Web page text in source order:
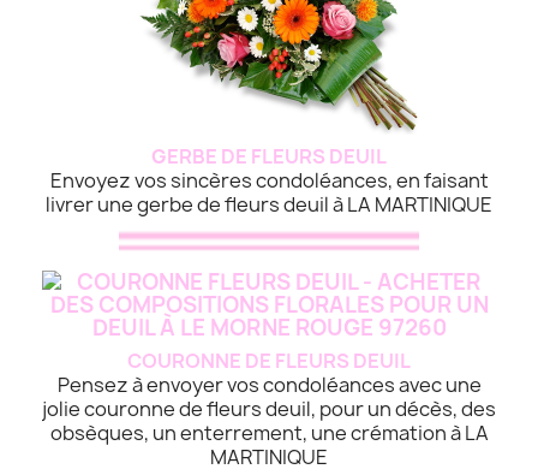
GERBE DE FLEURS DEUIL
Envoyez vos sincères condoléances, en faisant
livrer une gerbe de fleurs deuil à LA MARTINIQUE
COURONNE DE FLEURS DEUIL
Pensez à envoyer vos condoléances avec une
jolie couronne de fleurs deuil, pour un décès, des
obsèques, un enterrement, une crémation à LA
MARTINIQUE